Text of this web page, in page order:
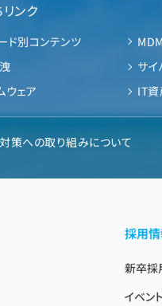
ンク
ド別コンテンツ
サ
ウェア
IT
策への取り組みについて
採用
新卒採
イベン